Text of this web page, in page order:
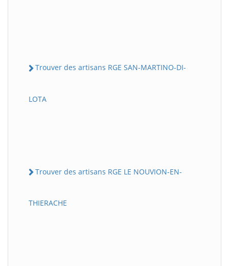
Trouver des artisans RGE SAN-MARTINO-DI-
LOTA
Trouver des artisans RGE LE NOUVION-EN-
THIERACHE